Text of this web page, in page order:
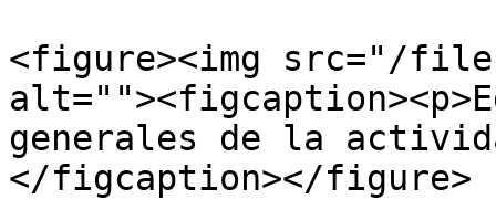
<figure><img src="/files/
generales de la
</figcaption></figure>